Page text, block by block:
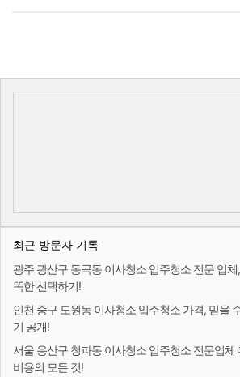
최근 방문자 기록
광주 광산구 동곡동 이사청소 입주청소 전문 업
똑한 선택하기!
인천 중구 도원동 이사청소 입주청소 가격, 믿을
기 공개!
서울 용산구 청파동 이사청소 입주청소 전문업체
비용의 모든 것!